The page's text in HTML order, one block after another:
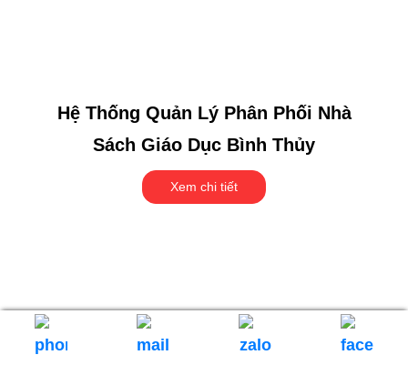
Hệ Thống Quản Lý Phân Phối Nhà
Sách Giáo Dục Bình Thủy
Xem chi tiết